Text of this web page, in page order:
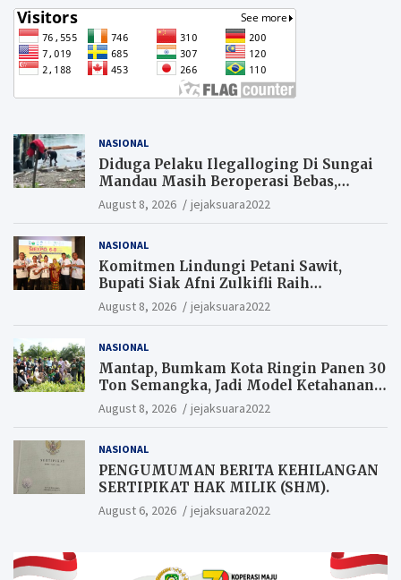
NASIONAL
Diduga Pelaku Ilegalloging Di Sungai
Mandau Masih Beroperasi Bebas,
Masyarakat Minta Aparat Penegak
Hukum Segera Tangkap Aktor Dan
August 8, 2026 jejaksuara2022
NASIONAL
Komitmen Lindungi Petani Sawit,
Bupati Siak Afni Zulkifli Raih
Penghargaan SIEXPO 2026
August 8, 2026 jejaksuara2022
NASIONAL
Mantap, Bumkam Kota Ringin Panen 30
Ton Semangka, Jadi Model Ketahanan
Pangan Siak.
August 8, 2026 jejaksuara2022
NASIONAL
PENGUMUMAN BERITA KEHILANGAN
SERTIPIKAT HAK MILIK (SHM).
August 6, 2026 jejaksuara2022